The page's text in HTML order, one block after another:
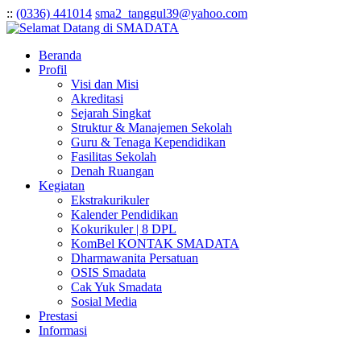
:: (0336) 441014 sma2_tanggul39@yahoo.com
Beranda
Profil
Visi dan Misi
Akreditasi
Sejarah Singkat
Struktur & Manajemen Sekolah
Guru & Tenaga Kependidikan
Fasilitas Sekolah
Denah Ruangan
Kegiatan
Ekstrakurikuler
Kalender Pendidikan
Kokurikuler | 8 DPL
KomBel KONTAK SMADATA
Dharmawanita Persatuan
OSIS Smadata
Cak Yuk Smadata
Sosial Media
Prestasi
Informasi